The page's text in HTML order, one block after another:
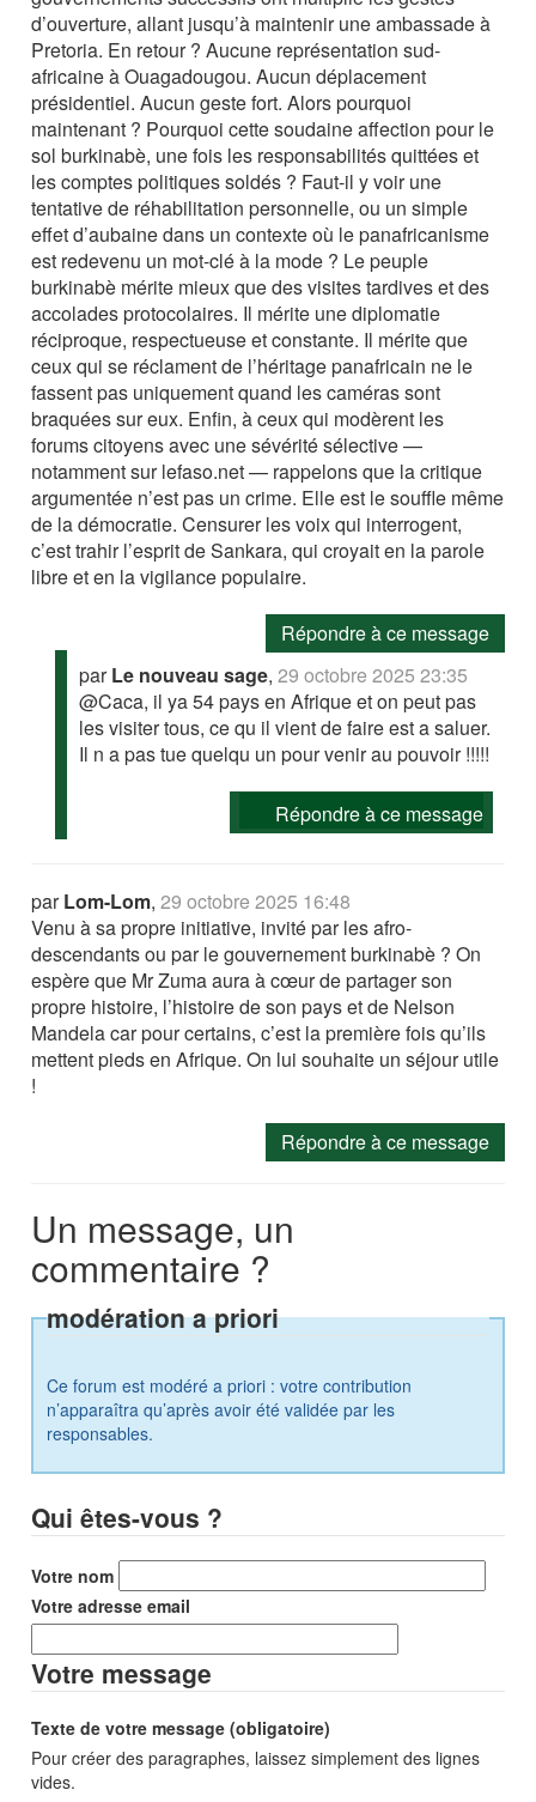
d’ouverture, allant jusqu’à maintenir une ambassade à
Pretoria. En retour ? Aucune représentation sud-
africaine à Ouagadougou. Aucun déplacement
présidentiel. Aucun geste fort. Alors pourquoi
maintenant ? Pourquoi cette soudaine affection pour le
sol burkinabè, une fois les responsabilités quittées et
les comptes politiques soldés ? Faut-il y voir une
tentative de réhabilitation personnelle, ou un simple
effet d’aubaine dans un contexte où le panafricanisme
est redevenu un mot-clé à la mode ? Le peuple
burkinabè mérite mieux que des visites tardives et des
accolades protocolaires. Il mérite une diplomatie
réciproque, respectueuse et constante. Il mérite que
ceux qui se réclament de l’héritage panafricain ne le
fassent pas uniquement quand les caméras sont
braquées sur eux. Enfin, à ceux qui modèrent les
forums citoyens avec une sévérité sélective —
notamment sur lefaso.net — rappelons que la critique
argumentée n’est pas un crime. Elle est le souffle même
de la démocratie. Censurer les voix qui interrogent,
c’est trahir l’esprit de Sankara, qui croyait en la parole
libre et en la vigilance populaire.
Répondre à ce message
parLe nouveau sage,29 octobre 2025 23:35
@Caca, il ya 54 pays en Afrique et on peut pas
les visiter tous, ce qu il vient de faire est a saluer.
Il n a pas tue quelqu un pour venir au pouvoir !!!!!
Répondre à ce message
parLom-Lom,29 octobre 2025 16:48
Venu à sa propre initiative, invité par les afro-
descendants ou par le gouvernement burkinabè ? On
espère que Mr Zuma aura à cœur de partager son
propre histoire, l’histoire de son pays et de Nelson
Mandela car pour certains, c’est la première fois qu’ils
mettent pieds en Afrique. On lui souhaite un séjour utile
!
Répondre à ce message
Un message, un
commentaire ?
modération a priori
Ce forum est modéré a priori : votre contribution
n’apparaîtra qu’après avoir été validée par les
responsables.
Qui êtes-vous ?
Votre nom
Votre adresse email
Votre message
Texte de votre message (obligatoire)
Pour créer des paragraphes, laissez simplement des lignes
vides.